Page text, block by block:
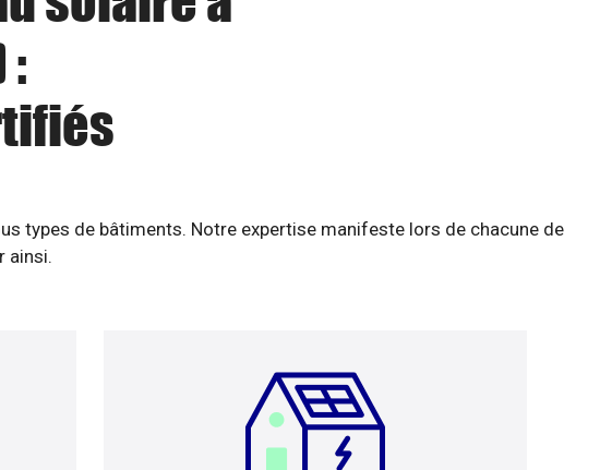
:
types de bâtiments. Notre expertise manifeste lors de chacune de
ainsi.